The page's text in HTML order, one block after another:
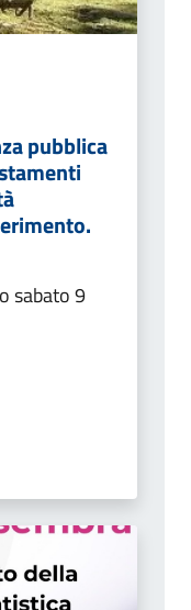
pubblica
sabato 9